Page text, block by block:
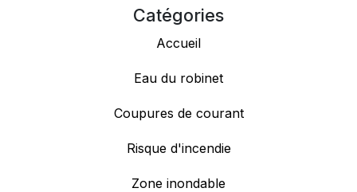
Catégories
Accueil
Eau du robinet
Coupures de courant
Risque d'incendie
Zone inondable